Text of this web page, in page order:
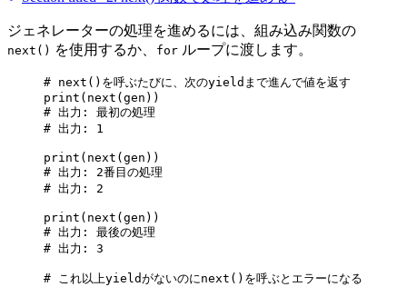
ジェネレーターの処理を進めるには、組み込み関数の
next() を使用するか、 for ループに渡します。
# next()を呼ぶたびに、次のyieldまで進んで値を返す
print ( next ( gen ))
# 出力: 最初の処理
# 出力: 1
print ( next ( gen ))
# 出力: 2番目の処理
# 出力: 2
print ( next ( gen ))
# 出力: 最後の処理
# 出力: 3
# これ以上yieldがないのにnext()を呼ぶとエラーになる